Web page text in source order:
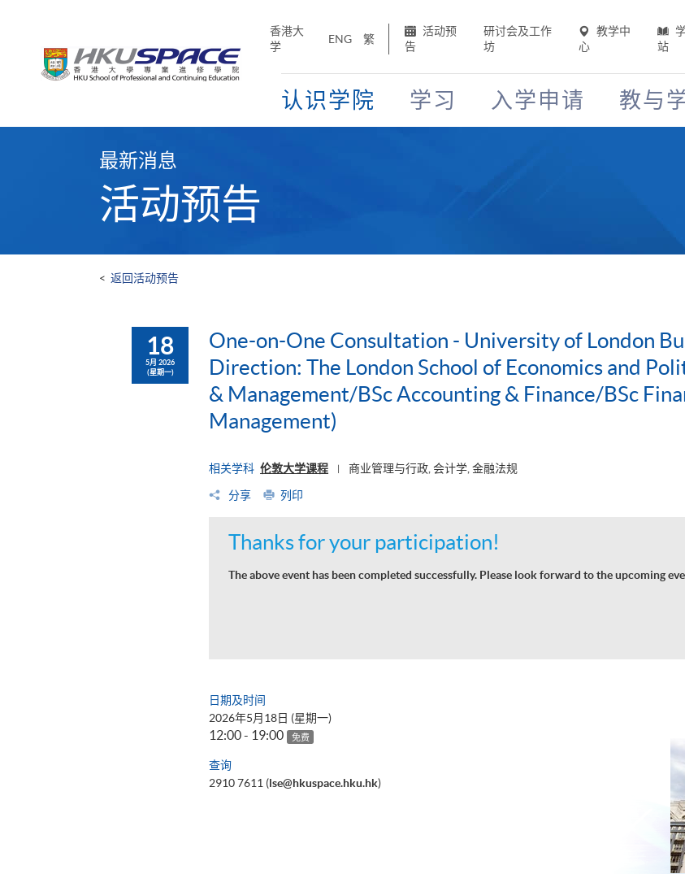
香港大
学
ENG 繁
活动预
告
研讨会及工作
坊
教学中
心
站
认识学院 学习 入学申请 教与
最新消息
活动预告
< 返回活动预告
18
5月 2026
(星期一)
One-on-One Consultation - University of London
Direction: The London School of Economics and
& Management/BSc Accounting & Finance/BSc
Management)
相关学科 伦敦大学课程 商业管理与行政, 会计学, 金融法规
分享 列印
Thanks for your participation!
The above event has been completed successfully. Please look forward to the upcoming
日期及时间
2026年5月18日 (星期一)
12:00 - 19:00 免费
查询
2910 7611 (lse@hkuspace.hku.hk)